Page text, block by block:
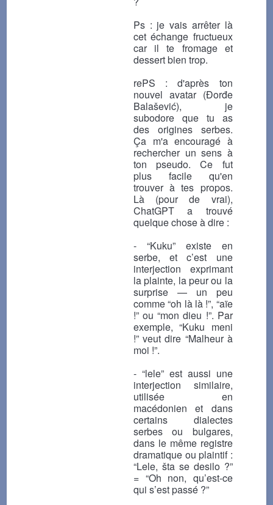
Ps : je vais arrêter là
cet échange fructueux
car il te fromage et
dessert bien trop.
rePS : d'après ton
nouvel avatar (Đorđe
Balašević), je
subodore que tu as
des origines serbes.
Ça m'a encouragé à
rechercher un sens à
ton pseudo. Ce fut
plus facile qu'en
trouver à tes propos.
Là (pour de vrai),
ChatGPT a trouvé
quelque chose à dire :
- “Kuku” existe en
serbe, et c’est une
interjection exprimant
la plainte, la peur ou la
surprise — un peu
comme “oh là là !”, “aïe
!” ou “mon dieu !”. Par
exemple, “Kuku meni
!” veut dire “Malheur à
moi !”.
- “lele” est aussi une
interjection similaire,
utilisée en
macédonien et dans
certains dialectes
serbes ou bulgares,
dans le même registre
dramatique ou plaintif :
“Lele, šta se desilo ?”
= “Oh non, qu’est-ce
qui s’est passé ?”